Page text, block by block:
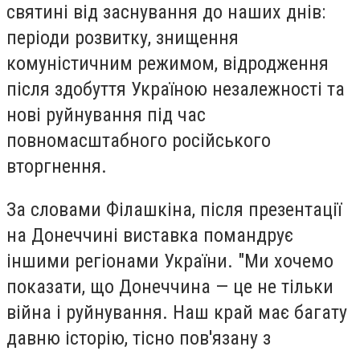
святині від заснування до наших днів:
періоди розвитку, знищення
комуністичним режимом, відродження
після здобуття Україною незалежності та
нові руйнування під час
повномасштабного російського
вторгнення.
За словами Філашкіна, після презентації
на Донеччині виставка помандрує
іншими регіонами України. "Ми хочемо
показати, що Донеччина — це не тільки
війна і руйнування. Наш край має багату
давню історію, тісно пов'язану з